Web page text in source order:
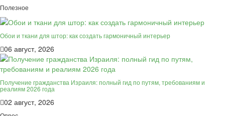
Полезное
Обои и ткани для штор: как создать гармоничный интерьер
06 август, 2026
Получение гражданства Израиля: полный гид по путям, требованиям и
реалиям 2026 года
02 август, 2026